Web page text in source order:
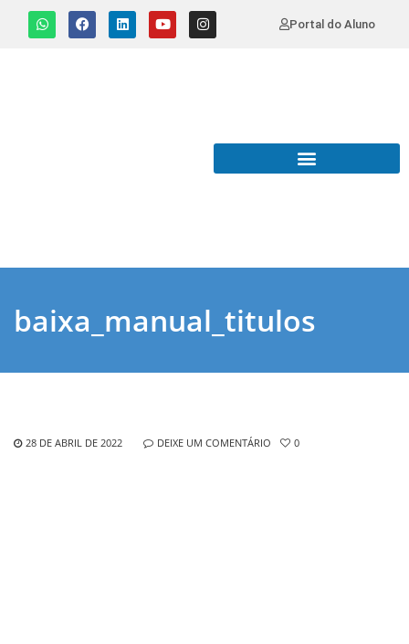
Portal do Aluno
baixa_manual_titulos
28 DE ABRIL DE 2022 DEIXE UM COMENTÁRIO 0